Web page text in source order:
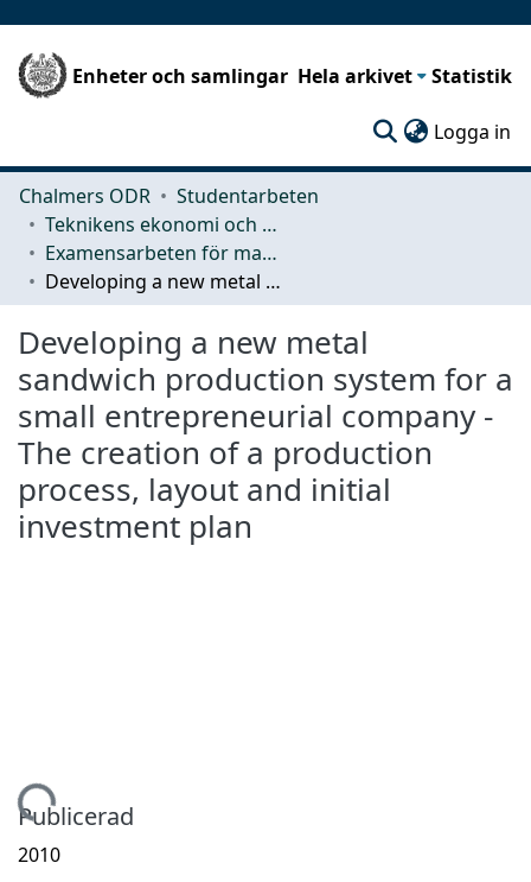
Enheter och samlingar Hela arkivet Statistik
Logga in
Chalmers ODR
Studentarbeten
Teknikens ekonomi och organisation
Examensarbeten för masterexamen
Developing a new metal sandwich production system for a small entrepreneurial company - The creation of a production process, layout and initial investment plan
Developing a new metal
sandwich production system for a
small entrepreneurial company -
The creation of a production
process, layout and initial
investment plan
Hämtar...
Publicerad
2010